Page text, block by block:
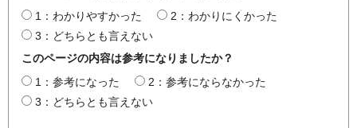
1：わかりやすかった
2：わかりにくかった
3：どちらとも言えない
このページの内容は参考になりましたか？
1：参考になった
2：参考にならなかった
3：どちらとも言えない